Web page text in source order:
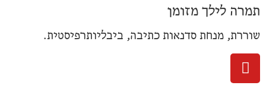
תמרה לילך מזומן
שוררת, מנחת סדנאות כתיבה, ביבליותרפיסטית.